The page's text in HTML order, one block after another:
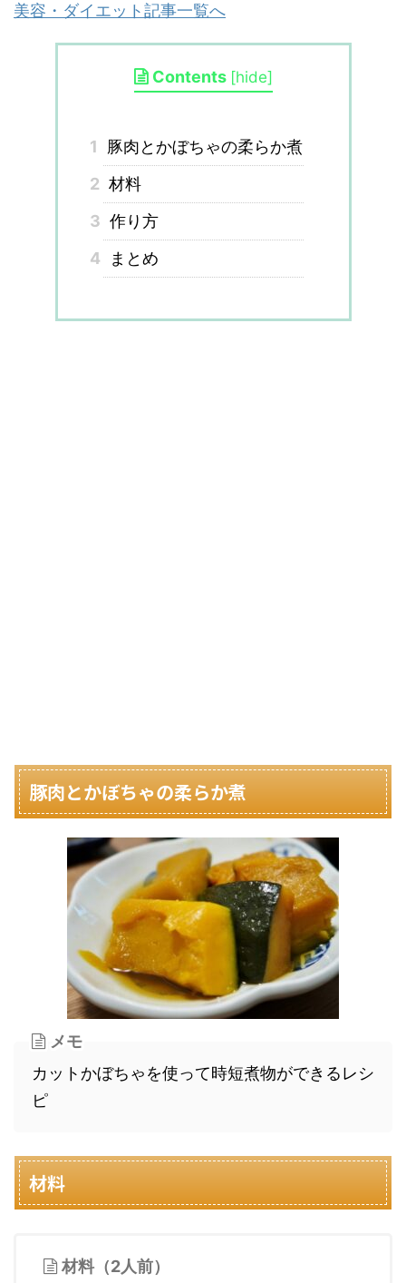
美容・ダイエット記事一覧へ
Contents [hide]
1
豚肉とかぼちゃの柔らか煮
2 材料
3 作り方
4
まとめ
豚肉とかぼちゃの柔らか煮
メモ
カットかぼちゃを使って時短煮物ができるレシ
ピ
材料
材料（2人前）